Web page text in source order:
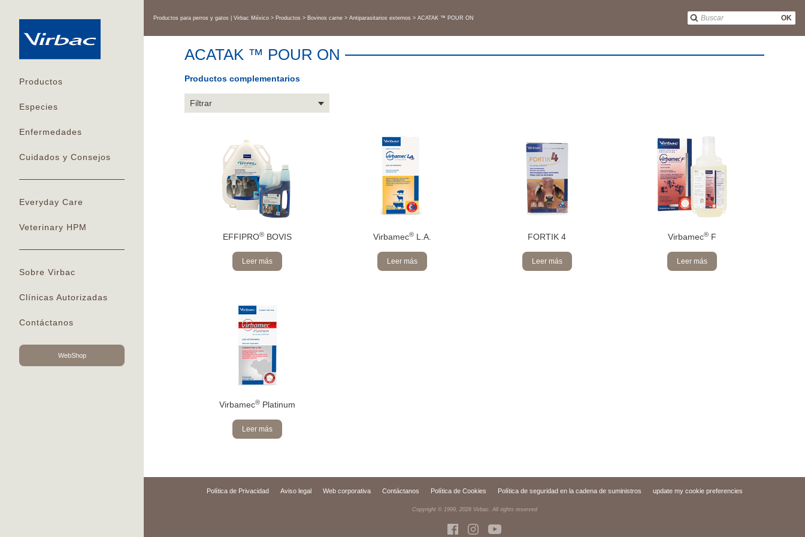
Productos
Especies
Enfermedades
Cuidados y Consejos
Everyday Care
Veterinary HPM
Sobre Virbac
Clínicas Autorizadas
Contáctanos
WebShop
OK
Productos para perros y gatos | Virbac México Productos Bovinos carne Antiparasitarios externos ACATAK ™ POUR ON
ACATAK ™ POUR ON
Productos complementarios
Filtrar
EFFIPRO®BOVIS
Leer más
Virbamec®L.A.
Leer más
FORTIK 4
Leer más
Virbamec®F
Leer más
Virbamec®Platinum
Leer más
Política de Privacidad Aviso legal Web corporativa Contáctanos Política de Cookies Política de seguridad en la cadena de suministros update my cookie preferencies
Copyright © 1999, 2026Virbac. All rights reserved